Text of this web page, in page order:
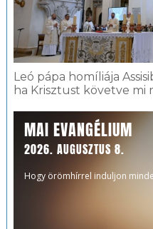
Leó pápa homíliája
ha Krisztust követve
MAI EVANGÉLIUM
2026. AUGUSZTUS 8.
Hogy örömhírrel induljon